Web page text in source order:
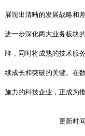
展现出清晰的发展战略和
进一步深化两大业务板块
牌，同时将成熟的技术服
续成长和突破的关键。在
施力的科技企业，正成为
更新时